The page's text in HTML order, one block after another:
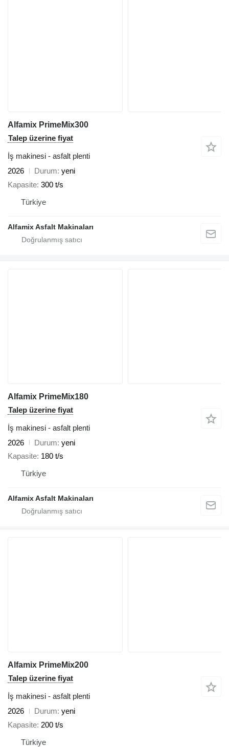
Alfamix PrimeMix300
Talep üzerine fiyat
İş makinesi - asfalt plenti
2026
Durum yeni
Kapasite 300 t/s
Türkiye
Alfamix Asfalt Makinaları
Alfamix PrimeMix180
Talep üzerine fiyat
İş makinesi - asfalt plenti
2026
Durum yeni
Kapasite 180 t/s
Türkiye
Alfamix Asfalt Makinaları
Alfamix PrimeMix200
Talep üzerine fiyat
İş makinesi - asfalt plenti
2026
Durum yeni
Kapasite 200 t/s
Türkiye